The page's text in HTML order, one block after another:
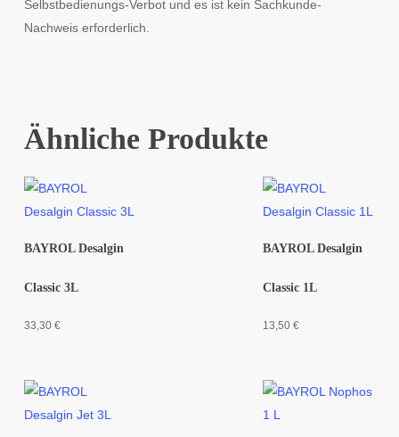
Selbstbedienungs-Verbot und es ist kein Sachkunde-
Nachweis erforderlich.
Ähnliche Produkte
BAYROL Desalgin
Classic 3L
33,30 €
BAYROL Desalgin
Classic 1L
13,50 €